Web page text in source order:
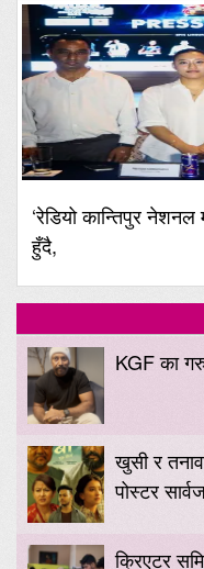
‘रेडियो कान्तिपुर
हुँदै,
KGF का
खुसी र तनाव
पोस्टर
क्रिएटर